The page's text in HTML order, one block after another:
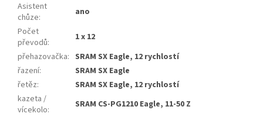
Asistent
chůze:
ano
Počet
převodů:
1 x 12
přehazovačka: SRAM SX Eagle, 12 rychlostí
řazení:
SRAM SX Eagle
řetěz:
SRAM SX Eagle, 12 rychlostí
kazeta /
vícekolo:
SRAM CS-PG1210 Eagle, 11-50 Z